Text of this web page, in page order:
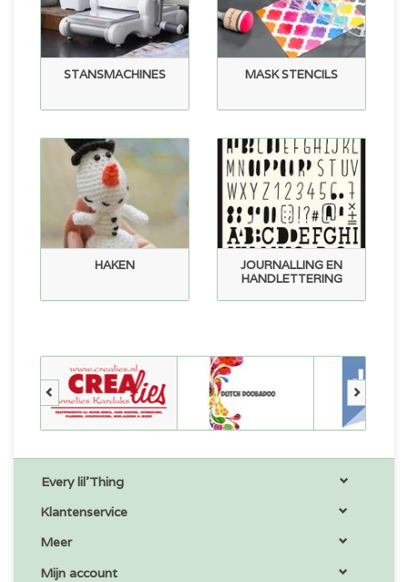
STANSMACHINES MASK STENCILS
HAKEN
JOURNALLING EN
HANDLETTERING
Every lil'Thing
Klantenservice
Meer
Mijn account